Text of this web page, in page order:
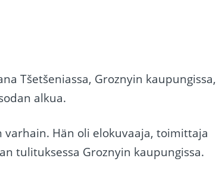
Tšetšeniassa, Groznyin kaupungissa,
alkua.
Hän oli elokuvaaja, toimittaja
tulituksessa Groznyin kaupungissa.